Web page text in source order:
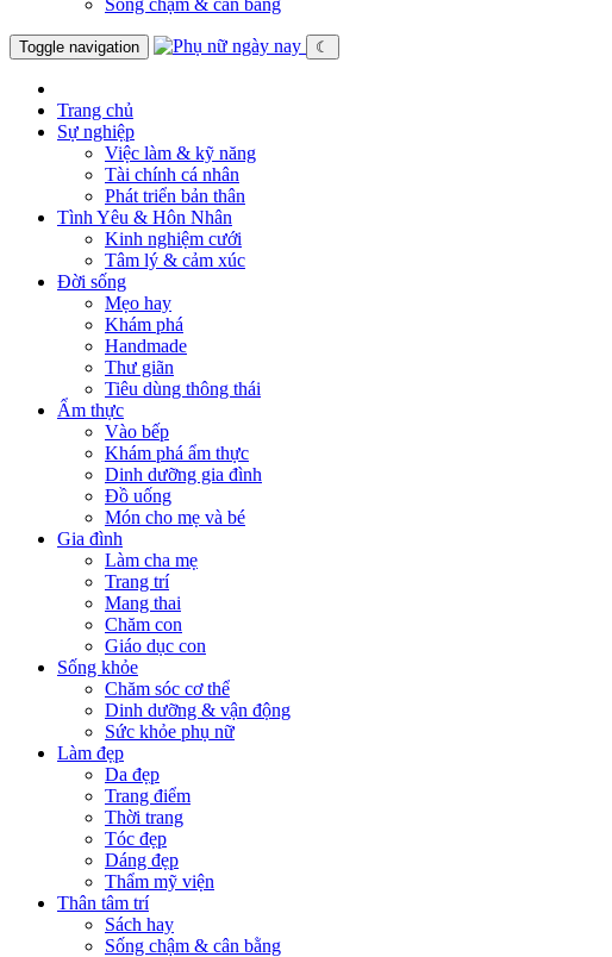
Sống chậm & cân bằng
Toggle navigation ☾
Trang chủ
Sự nghiệp
Việc làm & kỹ năng
Tài chính cá nhân
Phát triển bản thân
Tình Yêu & Hôn Nhân
Kinh nghiệm cưới
Tâm lý & cảm xúc
Đời sống
Mẹo hay
Khám phá
Handmade
Thư giãn
Tiêu dùng thông thái
Ẩm thực
Vào bếp
Khám phá ẩm thực
Dinh dưỡng gia đình
Đồ uống
Món cho mẹ và bé
Gia đình
Làm cha mẹ
Trang trí
Mang thai
Chăm con
Giáo dục con
Sống khỏe
Chăm sóc cơ thể
Dinh dưỡng & vận động
Sức khỏe phụ nữ
Làm đẹp
Da đẹp
Trang điểm
Thời trang
Tóc đẹp
Dáng đẹp
Thẩm mỹ viện
Thân tâm trí
Sách hay
Sống chậm & cân bằng